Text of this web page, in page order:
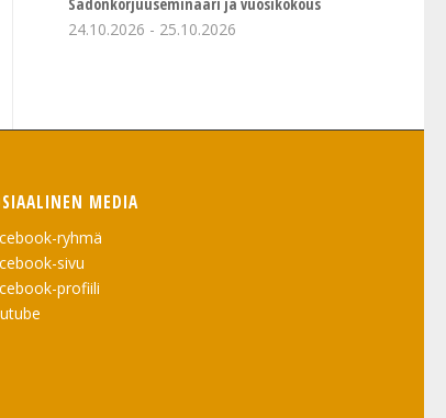
24.10.2026 - 25.10.2026
MEDIA
ryhmä
sivu
profiili